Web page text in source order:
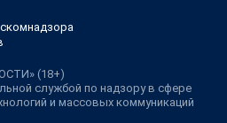
(18+)
службой по надзору в сфере
и массовых коммуникаций